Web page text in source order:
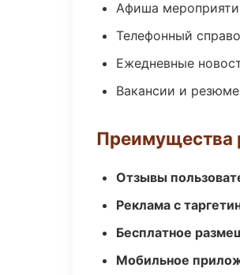
Афиша
Телефонный
Ежедневные
Вакансии и резюме
Преимущества
Отзывы
Реклама с
Бесплатное
Мобильное